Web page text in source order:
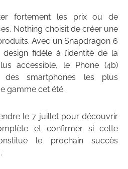
fortement les prix ou de
Nothing choisit de créer une
Avec un Snapdragon 6
fidèle à l’identité de la
accessible, le Phone (4b)
des smartphones les plus
gamme cet été.
le 7 juillet pour découvrir
et confirmer si cette
le prochain succès